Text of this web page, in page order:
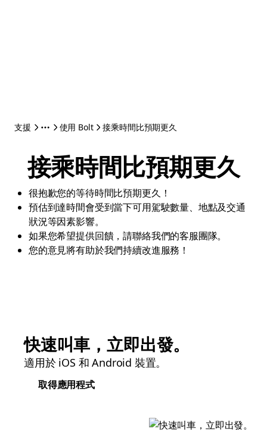
支援 使用 Bolt 接乘時間比預期更久
接乘時間比預期更久
很抱歉您的等待時間比預期更久！
預估到達時間會受到當下可用駕駛數量、地點及交通
狀況等因素影響。
如果您希望提供回饋，請聯絡我們的客服團隊。
您的意見將有助於我們持續改進服務！
快速叫車，立即出發。
適用於 iOS 和 Android 裝置。
取得應用程式